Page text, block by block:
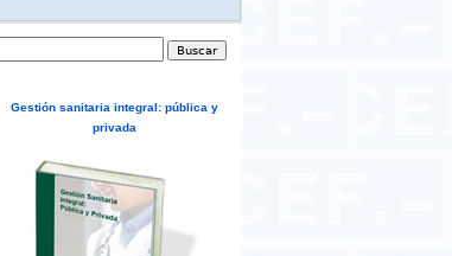
Formulario de búsqueda
Gestión sanitaria integral: pública y
privada